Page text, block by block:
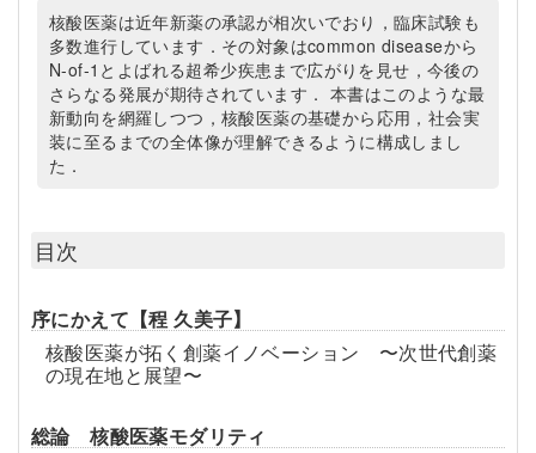
核酸医薬は近年新薬の承認が相次いでおり，臨床試験も
多数進行しています．その対象はcommon diseaseから
N-of-1とよばれる超希少疾患まで広がりを見せ，今後の
さらなる発展が期待されています． 本書はこのような最
新動向を網羅しつつ，核酸医薬の基礎から応用，社会実
装に至るまでの全体像が理解できるように構成しまし
た．
目次
序にかえて【程 久美子】
核酸医薬が拓く創薬イノベーション 〜次世代創薬
の現在地と展望〜
総論 核酸医薬モダリティ